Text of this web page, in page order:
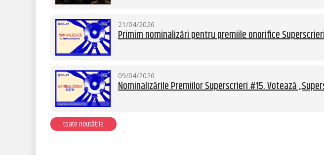
21/04/2026
Primim nominalizări pentru premiile onorifice
09/04/2026
Nominalizările Premiilor Superscrieri #15. Votează
toate noutățile